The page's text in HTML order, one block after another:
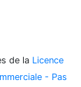
de la Licence
- Pas